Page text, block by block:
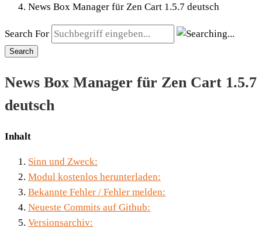
News Box Manager für Zen Cart 1.5.7 deutsch
Search For
Search
News Box Manager für Zen Cart 1.5.7
deutsch
Inhalt
Sinn und Zweck:
Modul kostenlos herunterladen:
Bekannte Fehler / Fehler melden:
Neueste Commits auf Github:
Versionsarchiv: